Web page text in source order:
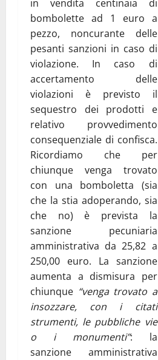
in vendita centinaia di
bombolette ad 1 euro a
pezzo, noncurante delle
pesanti sanzioni in caso di
violazione. In caso di
accertamento delle
violazioni è previsto il
sequestro dei prodotti e
relativo provvedimento
consequenziale di confisca.
Ricordiamo che per
chiunque venga trovato
con una bomboletta (sia
che la stia adoperando, sia
che no) è prevista la
sanzione pecuniaria
amministrativa da 25,82 a
250,00 euro. La sanzione
aumenta a dismisura per
chiunque “venga trovato a
insozzare, con i citati
strumenti, le pubbliche vie
o i monumenti”: la
sanzione amministrativa